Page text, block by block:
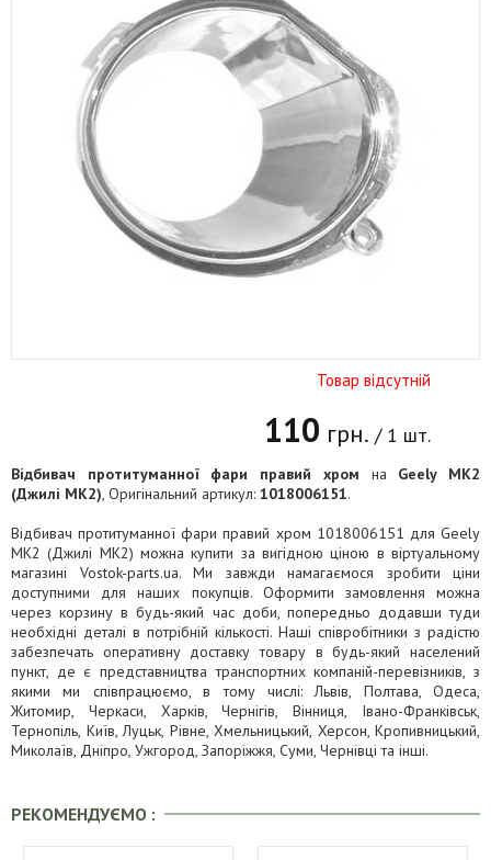
Товар відсутній
110 грн. / 1 шт.
Відбивач протитуманної фари правий хром на Geely MK2
(Джилі МК2), Оригінальний артикул: 1018006151.
Відбивач протитуманної фари правий хром 1018006151 для Geely
MK2 (Джилі МК2) можна купити за вигідною ціною в віртуальному
магазині Vostok-parts.ua. Ми завжди намагаємося зробити ціни
доступними для наших покупців. Оформити замовлення можна
через корзину в будь-який час доби, попередньо додавши туди
необхідні деталі в потрібній кількості. Наші співробітники з радістю
забезпечать оперативну доставку товару в будь-який населений
пункт, де є представництва транспортних компаній-перевізників, з
якими ми співпрацюємо, в тому числі: Львів, Полтава, Одеса,
Житомир, Черкаси, Харків, Чернігів, Вінниця, Івано-Франківськ,
Тернопіль, Київ, Луцьк, Рівне, Хмельницький, Херсон, Кропивницький,
Миколаїв, Дніпро, Ужгород, Запоріжжя, Суми, Чернівці та інші.
РЕКОМЕНДУЄМО :